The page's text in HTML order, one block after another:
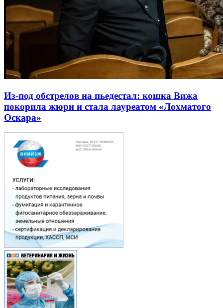
Из-под обстрелов на пьедестал: кошка Вижа
покорила жюри и стала лауреатом «Лохматого
Оскара»